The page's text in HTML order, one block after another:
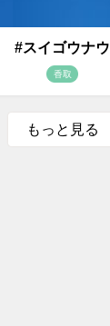
#スイゴウナウ
香取
もっと見る